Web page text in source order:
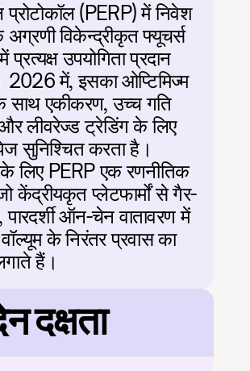
(PERP) में निवेश
विकेन्द्रीकृत फ्यूचर्स
उपयोगिता प्रदान
2026 में, इसका ओप्टिमिज्म
एकीकरण, उच्च गति
और लीवरेज्ड ट्रेडिंग के लिए
सुनिश्चित करता है।
लिए PERP एक रणनीतिक
केंद्रीयकृत प्लेटफार्मों से गैर-
ऑन-चेन वातावरण में
के निरंतर प्रवास का
हैं।
दक्षता